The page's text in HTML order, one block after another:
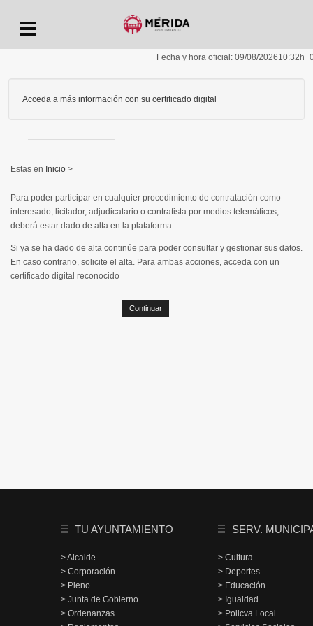
Fecha y hora oficial: 09/08/202610:32h
Acceda a más información con su certificado digital
Inicio >
Para poder participar en cualquier procedimiento de contratación como
interesado, licitador, adjudicatario o contratista por medios telemáticos,
deberá estar dado de alta en la plataforma.
Si ya se ha dado de alta continúe para poder consultar y gestionar sus datos.
En caso contrario, solicite el alta. Para ambas acciones, acceda con un
certificado digital reconocido
Continuar
TU AYUNTAMIENTO
> Alcalde
> Corporación
> Pleno
> Junta de Gobierno
> Ordenanzas
SERV.
> Cultura
> Deportes
> Educación
> Igualdad
> Policva Local